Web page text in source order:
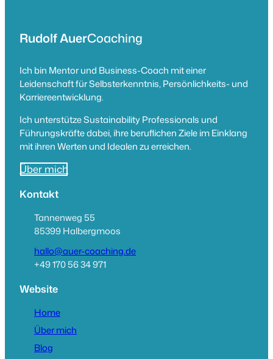
Rudolf AuerCoaching
Ich bin Mentor und Business-Coach mit einer
Leidenschaft für Selbsterkenntnis, Persönlichkeits- und
Karriereentwicklung.
Ich unterstütze Sustainability Professionals und
Führungskräfte dabei, ihre beruflichen Ziele im Einklang
mit ihren Werten und Idealen zu erreichen.
Über mich
Kontakt
Tannenweg 55
85399 Halbergmoos
hallo@auer-coaching.de
+49 170 56 34 971
Website
Home
Über mich
Blog